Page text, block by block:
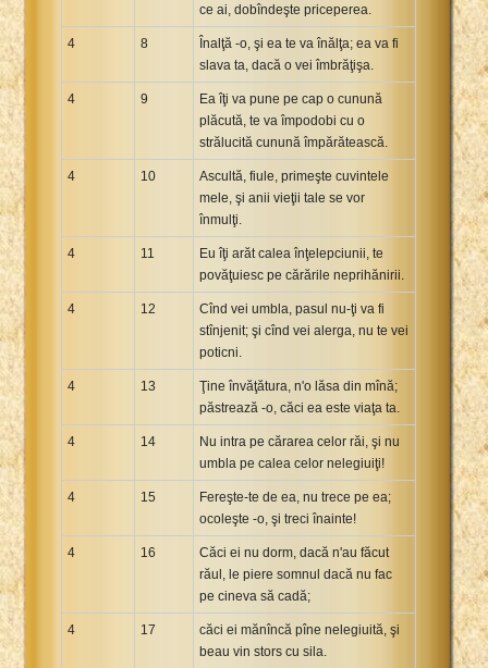
ce ai, dobîndeşte priceperea.
4 8
Înalţă -o, şi ea te va înălţa; ea va fi
slava ta, dacă o vei îmbrăţişa.
4 9
Ea îţi va pune pe cap o cunună
plăcută, te va împodobi cu o
strălucită cunună împărătească.
4 10
Ascultă, fiule, primeşte cuvintele
mele, şi anii vieţii tale se vor
înmulţi.
4 11
Eu îţi arăt calea înţelepciunii, te
povăţuiesc pe cărările neprihănirii.
4 12
Cînd vei umbla, pasul nu-ţi va fi
stînjenit; şi cînd vei alerga, nu te vei
poticni.
4 13
Ţine învăţătura, n'o lăsa din mînă;
păstrează -o, căci ea este viaţa ta.
4 14
Nu intra pe cărarea celor răi, şi nu
umbla pe calea celor nelegiuiţi!
4 15
Fereşte-te de ea, nu trece pe ea;
ocoleşte -o, şi treci înainte!
4 16
Căci ei nu dorm, dacă n'au făcut
răul, le piere somnul dacă nu fac
pe cineva să cadă;
4 17
căci ei mănîncă pîne nelegiuită, şi
beau vin stors cu sila.